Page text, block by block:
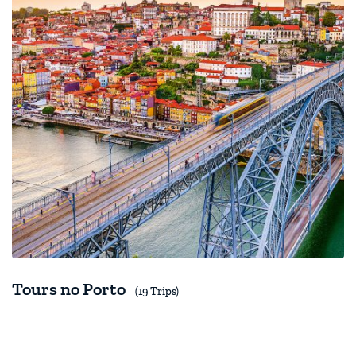
Tours no Porto (19 Trips)